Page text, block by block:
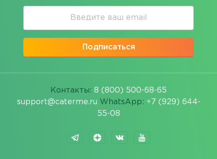
Подписаться
Контакты: 8 (800) 500-68-65
support@caterme.ru WhatsApp: +7 (929) 644-
55-08